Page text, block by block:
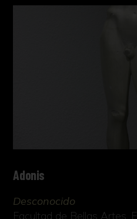
Adonis
Desconocido
Facultad de Bellas Artes.